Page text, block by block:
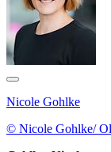
Nicole Gohlke
© Nicole Gohlke/